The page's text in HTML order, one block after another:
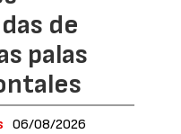
de
palas
06/08/2026